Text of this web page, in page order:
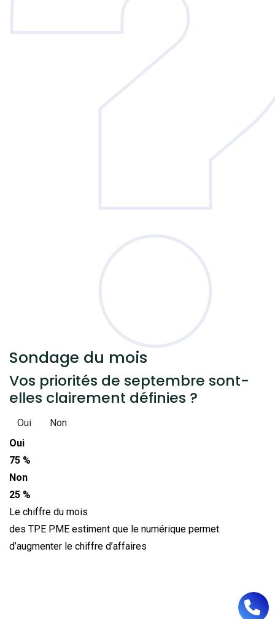
Sondage du mois
Vos priorités de septembre sont-
elles clairement définies ?
Oui
Non
Oui
75 %
Non
25 %
Le chiffre du mois
des TPE PME estiment que le numérique permet
d’augmenter le chiffre d’affaires